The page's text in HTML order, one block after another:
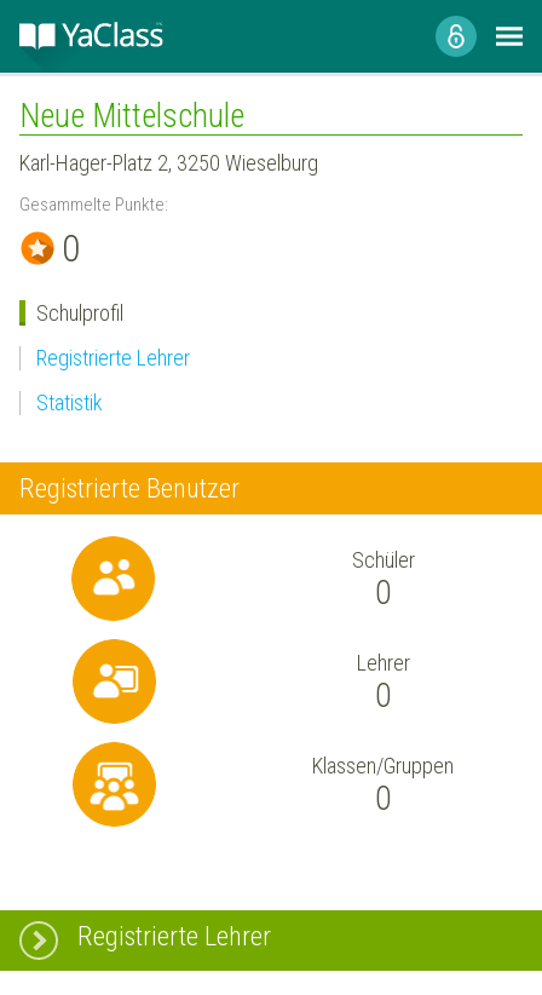
Neue Mittelschule
Karl-Hager-Platz 2, 3250 Wieselburg
Gesammelte Punkte:
0
Schulprofil
Registrierte Lehrer
Statistik
Registrierte Benutzer
Schüler
0
Lehrer
0
Klassen/Gruppen
0
Registrierte Lehrer